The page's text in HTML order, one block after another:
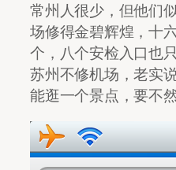
常州人很少，但他们
场修得金碧辉煌，十
个，八个安检入口也
苏州不修机场，老实
能逛一个景点，要不